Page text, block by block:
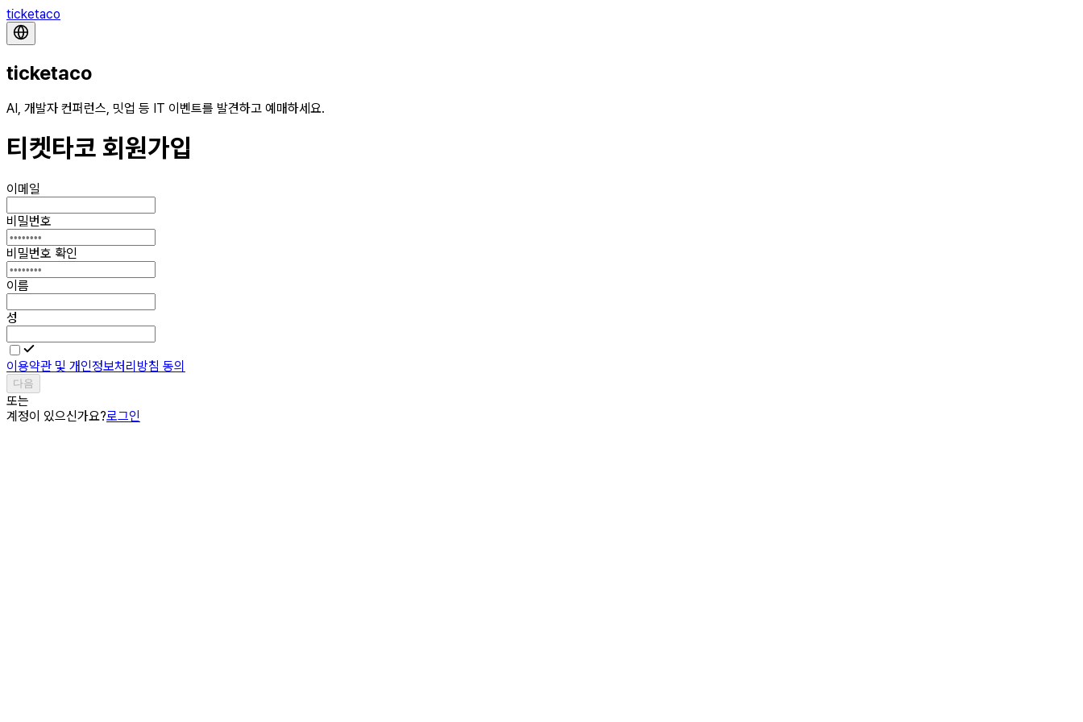
ticketaco
ticketaco
AI, 개발자 컨퍼런스, 밋업 등 IT 이벤트를 발견하고 예매하세요.
티켓타코 회원가입
이메일
비밀번호
비밀번호 확인
이름
성
이용약관 및 개인정보처리방침 동의
다음
또는
계정이 있으신가요?로그인